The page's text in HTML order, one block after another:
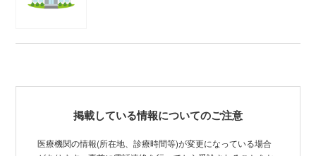
掲載している情報についてのご注意
医療機関の情報(所在地、診療時間等)が変更になっている場合